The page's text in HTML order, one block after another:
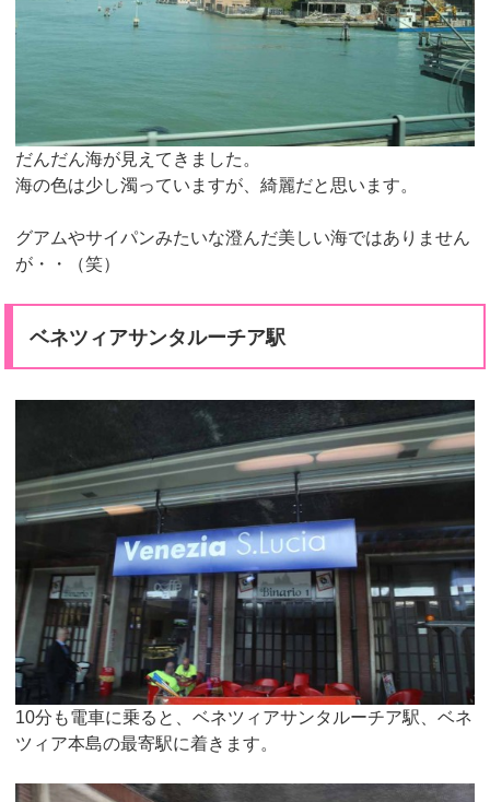
だんだん海が見えてきました。
海の色は少し濁っていますが、綺麗だと思います。
グアムやサイパンみたいな澄んだ美しい海ではありません
が・・（笑）
ベネツィアサンタルーチア駅
10分も電車に乗ると、ベネツィアサンタルーチア駅、ベネ
ツィア本島の最寄駅に着きます。